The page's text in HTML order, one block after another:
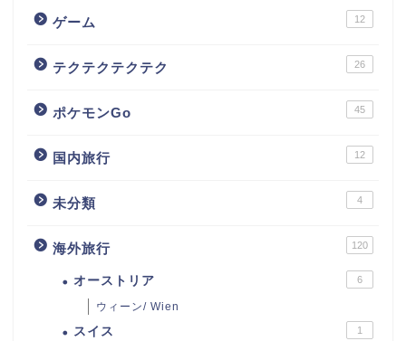
ゲーム 12
テクテクテクテク 26
ポケモンGo 45
国内旅行 12
未分類 4
海外旅行 120
オーストリア 6
ウィーン/ Wien
スイス 1